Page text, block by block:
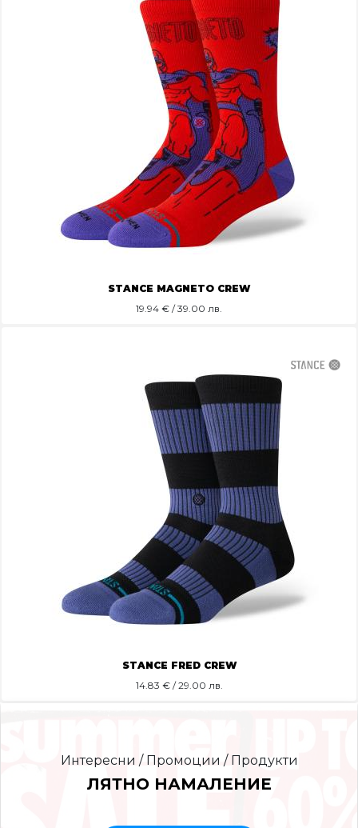
STANCE MAGNETO CREW
19.94 € / 39.00 лв.
STANCE FRED CREW
14.83 € / 29.00 лв.
Интересни / Промоции / Продукти
ЛЯТНО НАМАЛЕНИЕ